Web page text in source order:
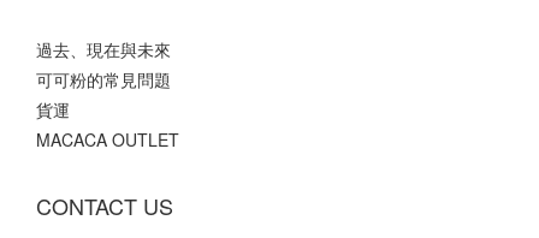
過去、現在與未來
可可粉的常見問題
貨運
MACACA OUTLET
CONTACT US